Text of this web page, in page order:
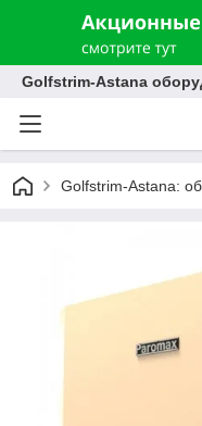
Golfstrim-Astana
Golfstrim-Astana: